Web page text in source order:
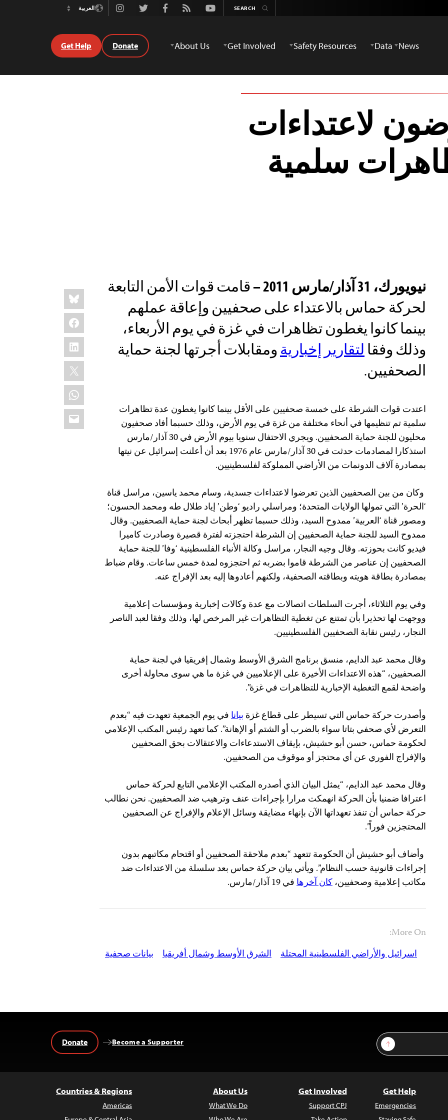
Youtube
Rss
Facebook
Twitter
Instagramالعربية
Switch
News
Data
Safety Resources
Get Involved
About Us
Donate
Get Help
لاعتداءات
سلمية
Share
this:
Bluesky
Facebook
LinkedIn
X
WhatsApp
Email
نيويورك، 31 آذار/مارس 2011 –
قامت قوات الأمن التابعة
لحركة حماس بالاعتداء على صحفيين وإعاقة عملهم
بينما كانوا يغطون تظاهرات في غزة في يوم الأربعاء،
وذلك وفقا لتقارير إخبارية ومقابلات أجرتها لجنة حماية
الصحفيين.
اعتدت قوات الشرطة على خمسة صحفيين على الأقل بينما كانوا يغطون عدة تظاهرات
سلمية تم تنظيمها في أنحاء مختلفة من غزة في يوم الأرض، وذلك حسبما أفاد صحفيون
محليون للجنة حماية الصحفيين. ويجري الاحتفال سنويا بيوم الأرض في 30 آذار/مارس
استذكارا لمصادمات حدثت في 30 آذار/مارس عام 1976 بعد أن أعلنت إسرائيل عن نيتها
بمصادرة آلاف الدونمات من الأراضي المملوكة لفلسطينيين.
وكان من بين الصحفيين الذين تعرضوا لاعتداءات جسدية، وسام محمد ياسين، مراسل قناة
‘الحرة’ التي تمولها الولايات المتحدة؛ ومراسلي راديو ‘وطن’ إياد طلال طه ومحمد الحسون؛
ومصور قناة ‘العربية’ ممدوح السيد، وذلك حسبما تظهر أبحاث لجنة حماية الصحفيين. وقال
ممدوح السيد للجنة حماية الصحفيين إن الشرطة احتجزته لفترة قصيرة وصادرت كاميرا
فيديو كانت بحوزته. وقال وجيه النجار، مراسل وكالة الأنباء الفلسطينية ‘وفا’ للجنة حماية
الصحفيين إن عناصر من الشرطة قاموا بضربه ثم احتجزوه لمدة خمس ساعات. وقام ضباط
بمصادرة بطاقة هويته وبطاقته الصحفية، ولكنهم أعادوها إليه بعد الإفراج عنه.
وفي يوم الثلاثاء، أجرت السلطات اتصالات مع عدة وكالات إخبارية ومؤسسات إعلامية
ووجهت لها تحذيرا بأن تمتنع عن تغطية التظاهرات غير المرخص لها، وذلك وفقا لعبد الناصر
النجار، رئيس نقابة الصحفيين الفلسطينيين.
وقال محمد عبد الدايم، منسق برنامج الشرق الأوسط وشمال إفريقيا في لجنة حماية
الصحفيين، “هذه الاعتداءات الأخيرة على الإعلاميين في غزة ما هي سوى محاولة أخرى
واضحة لقمع التغطية الإخبارية للتظاهرات في غزة”.
وأصدرت حركة حماس التي تسيطر على قطاع غزة بيانافي يوم الجمعية تعهدت فيه “بعدم
التعرض لأي صحفي بتاتا سواء بالضرب أو الشتم أو الإهانة”. كما تعهد رئيس المكتب الإعلامي
لحكومة حماس، حسن أبو حشيش، بإيقاف الاستدعاءات والاعتقالات بحق الصحفيين
والإفراج الفوري عن أي محتجز أو موقوف من الصحفيين.
وقال محمد عبد الدايم، “يمثل البيان الذي أصدره المكتب الإعلامي التابع لحركة حماس
اعترافا ضمنيا بأن الحركة انهمكت مرارا بإجراءات عنف وترهيب ضد الصحفيين. نحن نطالب
حركة حماس أن تنفذ تعهداتها الآن بإنهاء مضايقة وسائل الإعلام والإفراج عن الصحفيين
المحتجزين فوراً”.
وأضاف أبو حشيش أن الحكومة تتعهد “بعدم ملاحقة الصحفيين أو اقتحام مكاتبهم بدون
إجراءات قانونية حسب النظام”. ويأتي بيان حركة حماس بعد سلسلة من الاعتداءات ضد
مكاتب إعلامية وصحفيين،كان آخرهافي 19 آذار/مارس.
More On:
اسرائيل والأراضي الفلسطينية المحتلة
الشرق الأوسط وشمال أفريقيا بيانات صحفية
Sign Up
Become a Supporter
Donate
Get Help
Emergencies
Get Involved
Support CPJ
About Us
What We Do
Countries & Regions
Americas